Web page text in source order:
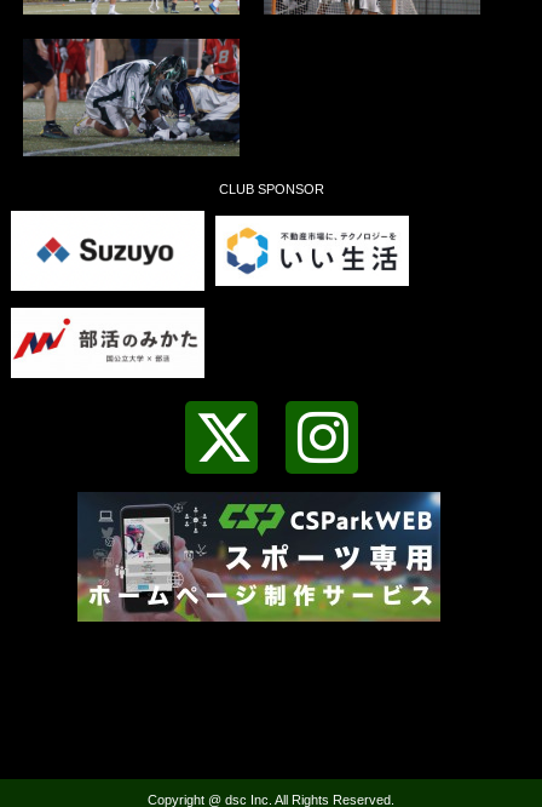
CLUB SPONSOR
Copyright @ dsc Inc. All Rights Reserved.